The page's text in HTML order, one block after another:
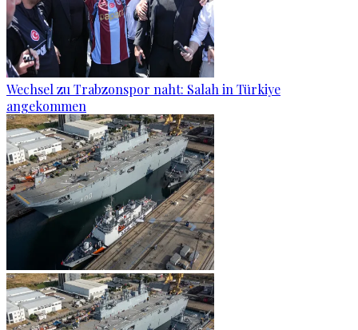
Wechsel zu Trabzonspor naht: Salah in Türkiye
angekommen